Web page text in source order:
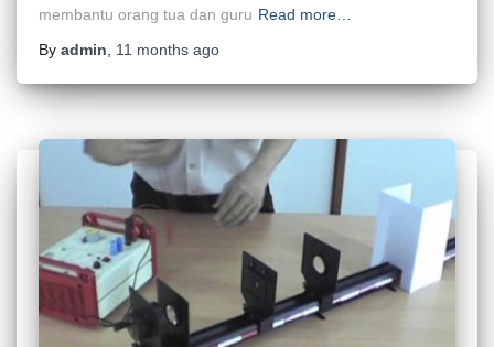
membantu orang tua dan guru Read more…
By admin 11 months ago